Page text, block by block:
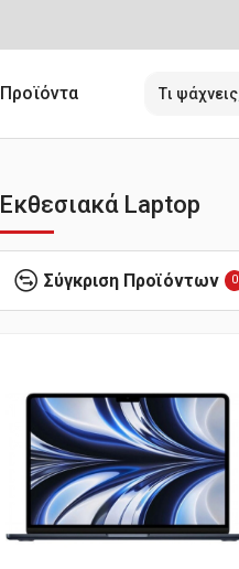
Προϊόντα
Εκθεσιακά Laptop
Σύγκριση Προϊόντων 0